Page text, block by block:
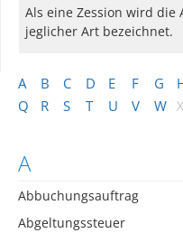
A B C D E F G
Q
R S T U V W X
A
Abbuchungsauftrag
Abgeltungssteuer
Als eine Zession wird die
jeglicher Art bezeichnet.